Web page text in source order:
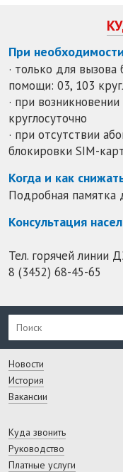
При
· только для
помощи: 03, 103
· при
круглосуточно
· при отсутствии
блокировки SIM-
Когда и как
Подробная памятка
Консультация
Тел. горячей линии
8 (3452) 68-45-65
Новости
История
Вакансии
Куда звонить
Руководство
Платные услуги